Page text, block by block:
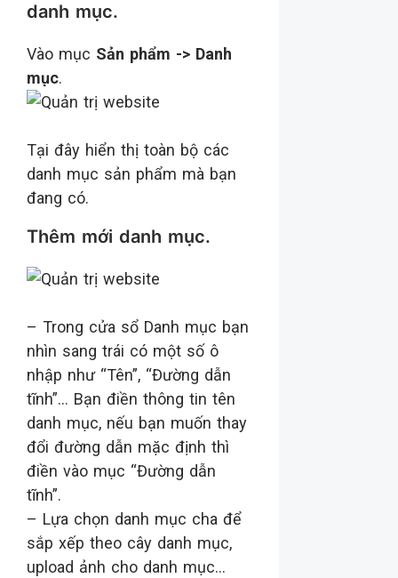
danh mục.
Vào mục Sản phẩm -> Danh
mục.
Tại đây hiển thị toàn bộ các
danh mục sản phẩm mà bạn
đang có.
Thêm mới danh mục.
– Trong cửa sổ Danh mục bạn
nhìn sang trái có một số ô
nhập như “Tên”, “Đường dẫn
tĩnh”… Bạn điền thông tin tên
danh mục, nếu bạn muốn thay
đổi đường dẫn mặc định thì
điền vào mục “Đường dẫn
tĩnh”.
– Lựa chọn danh mục cha để
sắp xếp theo cây danh mục,
upload ảnh cho danh mục…